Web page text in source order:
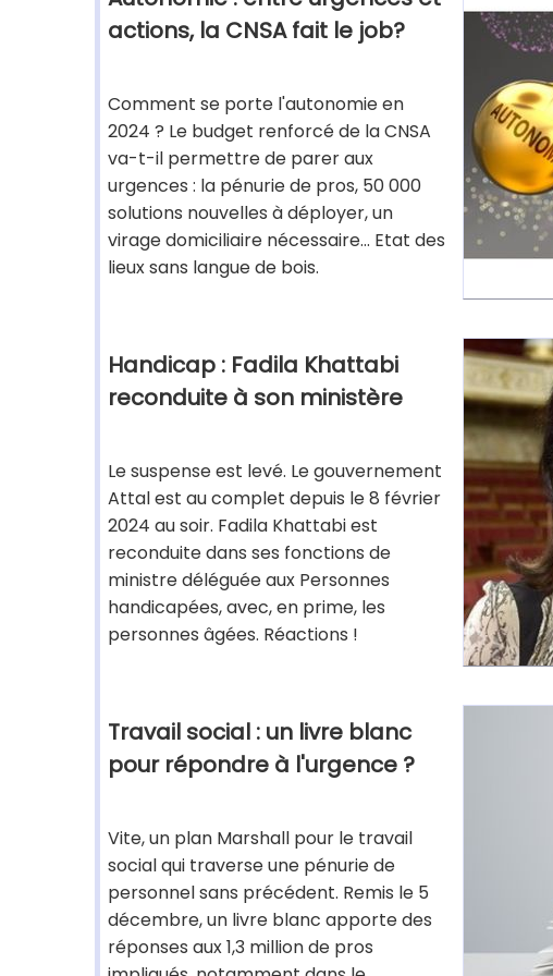
actions, la CNSA fait le job?
Comment se porte l'autonomie en
2024 ? Le budget renforcé de la CNSA
va-t-il permettre de parer aux
urgences : la pénurie de pros, 50 000
solutions nouvelles à déployer, un
virage domiciliaire nécessaire... Etat des
lieux sans langue de bois.
Handicap : Fadila Khattabi
reconduite à son ministère
Le suspense est levé. Le gouvernement
Attal est au complet depuis le 8 février
2024 au soir. Fadila Khattabi est
reconduite dans ses fonctions de
ministre déléguée aux Personnes
handicapées, avec, en prime, les
personnes âgées. Réactions !
Travail social : un livre blanc
pour répondre à l'urgence ?
Vite, un plan Marshall pour le travail
social qui traverse une pénurie de
personnel sans précédent. Remis le 5
décembre, un livre blanc apporte des
réponses aux 1,3 million de pros